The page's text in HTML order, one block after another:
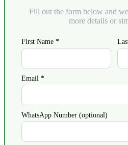
Fill out the form below and
more details or
First Name *
Email *
WhatsApp Number (optional)